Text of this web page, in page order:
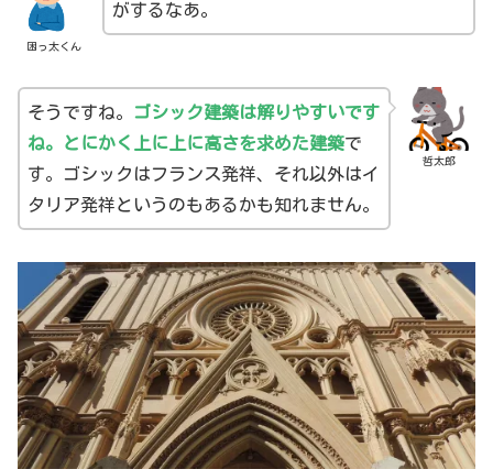
困っ太くん
がするなあ。
哲太郎
そうですね。 ゴシック建築は解りやすいです
ね。とにかく上に上に高さを求めた建築で
す。ゴシックはフランス発祥、それ以外はイ
タリア発祥というのもあるかも知れません。